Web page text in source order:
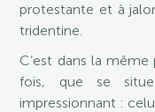
protestante et à
tridentine.
C’est dans la
fois, que se
impressionnant :